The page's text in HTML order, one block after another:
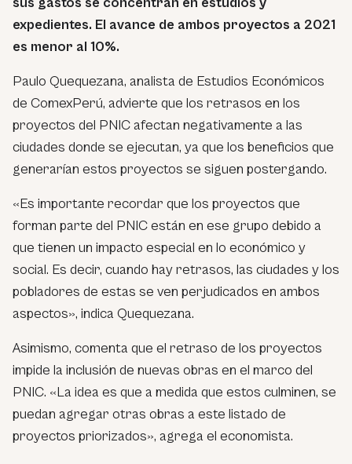
expedientes. El avance de ambos proyectos a 2021
es menor al 10%.
Paulo Quequezana, analista de Estudios Económicos
de ComexPerú, advierte que los retrasos en los
proyectos del PNIC afectan negativamente a las
ciudades donde se ejecutan, ya que los beneficios que
generarían estos proyectos se siguen postergando.
«Es importante recordar que los proyectos que
forman parte del PNIC están en ese grupo debido a
que tienen un impacto especial en lo económico y
social. Es decir, cuando hay retrasos, las ciudades y los
pobladores de estas se ven perjudicados en ambos
aspectos», indica Quequezana.
Asimismo, comenta que el retraso de los proyectos
impide la inclusión de nuevas obras en el marco del
PNIC. «La idea es que a medida que estos culminen, se
puedan agregar otras obras a este listado de
proyectos priorizados», agrega el economista.